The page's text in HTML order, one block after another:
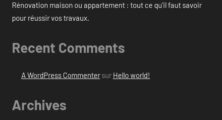
Rénovation maison ou appartement : tout ce qu’il faut savoir
pour réussir vos travaux.
Recent Comments
A WordPress Commentersur Hello world!
Archives